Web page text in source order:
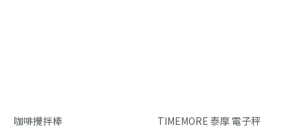
咖啡攪拌棒 TIMEMORE 泰摩 電子秤